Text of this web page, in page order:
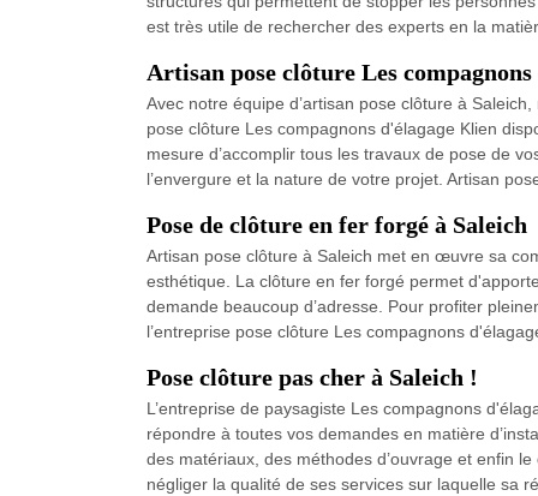
est très utile de rechercher des experts en la
Artisan pose clôture Les
Avec notre équipe d’artisan pose clôture à
pose clôture Les compagnons d'élagage Klien
mesure d’accomplir tous les travaux de pose de
l’envergure et la nature de votre projet. Artisan
Pose de clôture en fer forgé à Saleich
Artisan pose clôture à Saleich met en œuvre sa
esthétique. La clôture en fer forgé permet
demande beaucoup d’adresse. Pour profiter
l’entreprise pose clôture Les compagnons
Pose clôture pas cher à Saleich !
L’entreprise de paysagiste Les compagnons
répondre à toutes vos demandes en matière
des matériaux, des méthodes d’ouvrage et enfin
négliger la qualité de ses services sur laquelle sa